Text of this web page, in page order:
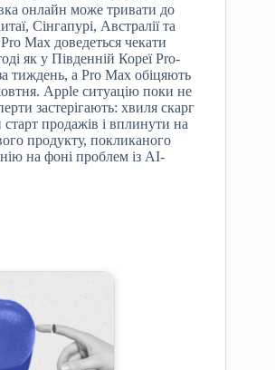
онлайн може тривати до
Сінгапурі, Австралії та
Max доведеться чекати
як у Південній Кореї Pro-
тиждень, а Pro Max обіцяють
Apple ситуацію поки не
застерігають: хвиля скарг
старт продажів і вплинути на
продукту, покликаного
на фоні проблем із AI-